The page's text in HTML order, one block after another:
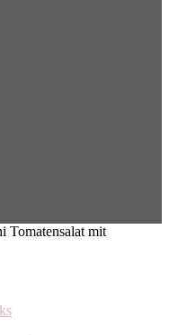
Tomatensalat mit